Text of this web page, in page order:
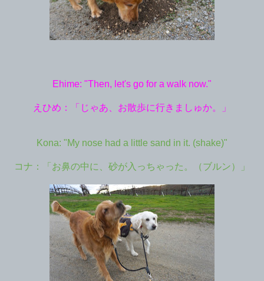
Ehime: "Then, let's go for a walk now."
えひめ：「じゃあ、お散歩に行きましゅか。」
Kona: "My nose had a little sand in it. (shake)"
コナ：「お鼻の中に、砂が入っちゃった。（ブルン）」